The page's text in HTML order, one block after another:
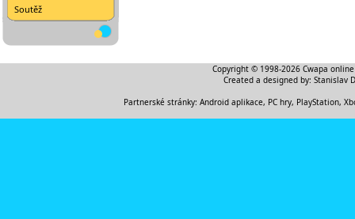
Soutěž
Copyright © 1998-2026 Cwapa
Created a designed by: Stanislav
Partnerské stránky: Android aplikace, PC hry, PlayStation,